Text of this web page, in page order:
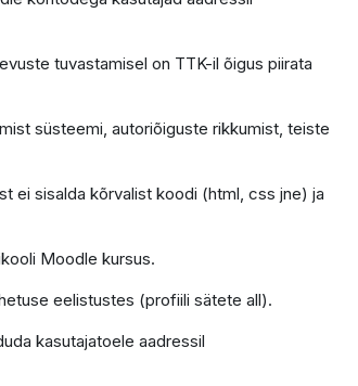
tuvastamisel on TTK-il õigus piirata
süsteemi, autoriõiguste rikkumist, teiste
ei sisalda kõrvalist koodi (html, css jne) ja
Moodle kursus.
eelistustes (profiili sätete all).
kasutajatoele aadressil